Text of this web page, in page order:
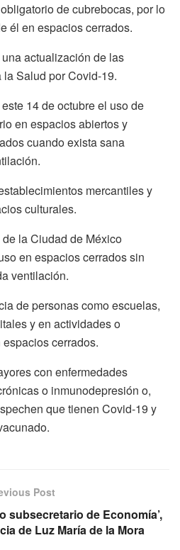
de cubrebocas, por lo
él en espacios cerrados.
actualización de las
Salud por Covid-19.
14 de octubre el uso de
en espacios abiertos y
cuando exista sana
mercantiles y
culturales.
la Ciudad de México
en espacios cerrados sin
ventilación.
de personas como escuelas,
y en actividades o
cerrados.
con enfermedades
o inmunodepresión o,
que tienen Covid-19 y
Post
subsecretario de Economía’,
de Luz María de la Mora